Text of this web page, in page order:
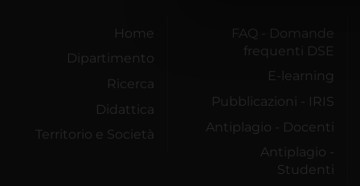
che hanno raccolto dal tuo
Home
Dipartimento
Ricerca
Didattica
Territorio e Società
FAQ - Domande
frequenti DSE
E-learning
Pubblicazioni - IRIS
Antiplagio - Docenti
Antiplagio -
Studenti